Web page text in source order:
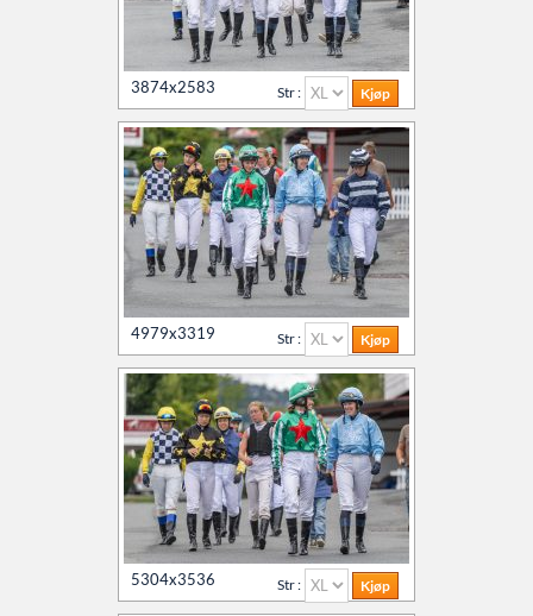
3874x2583 Str :
4979x3319 Str :
5304x3536 Str :